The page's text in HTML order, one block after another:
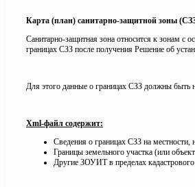
Карта (план) санитарно-защитной зоны
Санитарно-защитная зона относится к зонам с
границах СЗЗ после получения Решение об
Для этого данные о границах СЗЗ должны быть
Xml-файл содержит:
Сведения о границах СЗЗ на местности,
Границы земельного участка (или
Другие ЗОУИТ в пределах